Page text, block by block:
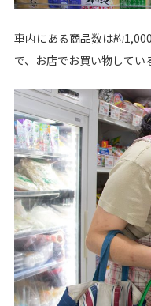
車内にある商品数は約
で、お店でお買い物してい